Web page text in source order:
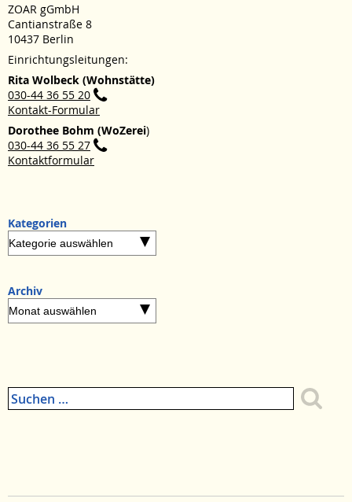
ZOAR gGmbH
Cantianstraße 8
10437 Berlin
Einrichtungsleitungen:
Rita Wolbeck (Wohnstätte)
030-44 36 55 20
Kontakt-Formular
Dorothee Bohm (WoZerei)
030-44 36 55 27
Kontaktformular
Kategorien
Kategorien
Archiv
Archiv
Suchen
nach:
Menue